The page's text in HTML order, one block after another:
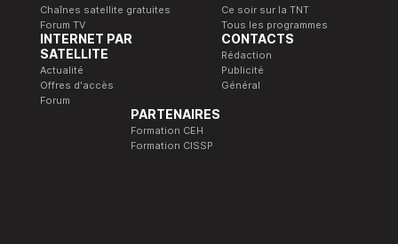
Chaînes satellite gratuites
Forum TV
Ce soir sur la TNT
Tous les programmes
INTERNET PAR
SATELLITE
Actualité
Offres d'accès
Forum
CONTACTS
Rédaction
Publicité
Général
PARTENAIRES
Formation CEH
Formation CISSP